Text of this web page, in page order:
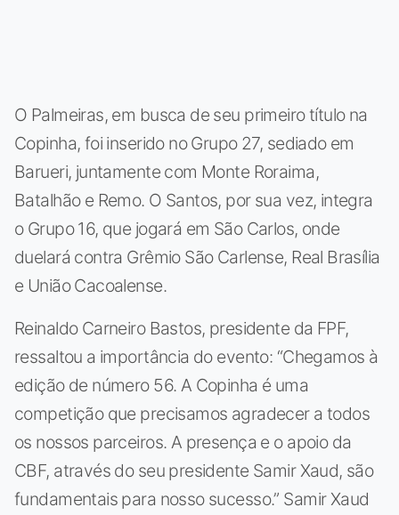
O Palmeiras, em busca de seu primeiro título na
Copinha, foi inserido no Grupo 27, sediado em
Barueri, juntamente com Monte Roraima,
Batalhão e Remo. O Santos, por sua vez, integra
o Grupo 16, que jogará em São Carlos, onde
duelará contra Grêmio São Carlense, Real Brasília
e União Cacoalense.
Reinaldo Carneiro Bastos, presidente da FPF,
ressaltou a importância do evento: “Chegamos à
edição de número 56. A Copinha é uma
competição que precisamos agradecer a todos
os nossos parceiros. A presença e o apoio da
CBF, através do seu presidente Samir Xaud, são
fundamentais para nosso sucesso.” Samir Xaud